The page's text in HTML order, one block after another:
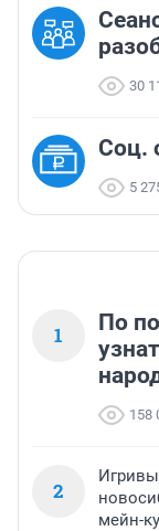
30
Соц.
5
1
По
158
2
мейн-